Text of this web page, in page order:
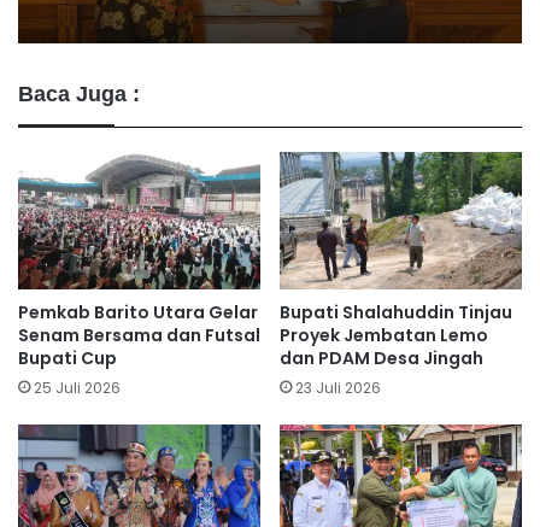
Baca Juga :
Pemkab Barito Utara Gelar
Senam Bersama dan Futsal
Bupati Cup
25 Juli 2026
Bupati Shalahuddin Tinjau
Proyek Jembatan Lemo
dan PDAM Desa Jingah
23 Juli 2026